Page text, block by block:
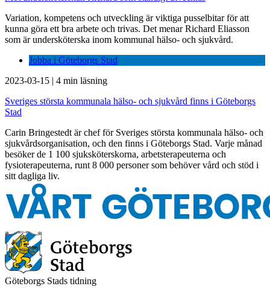
Variation, kompetens och utveckling är viktiga pusselbitar för att
kunna göra ett bra arbete och trivas. Det menar Richard Eliasson
som är undersköterska inom kommunal hälso- och sjukvård.
Jobba i Göteborgs Stad
2023-03-15 | 4 min läsning
Sveriges största kommunala hälso- och sjukvård finns i Göteborgs
Stad
Carin Bringestedt är chef för Sveriges största kommunala hälso- och
sjukvårdsorganisation, och den finns i Göteborgs Stad. Varje månad
besöker de 1 100 sjuksköterskorna, arbetsterapeuterna och
fysioterapeuterna, runt 8 000 personer som behöver vård och stöd i
sitt dagliga liv.
Göteborgs Stads tidning